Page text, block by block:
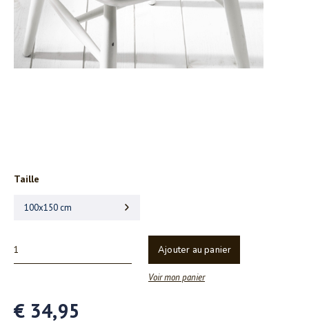
Taille
100x150 cm
Ajouter au panier
Voir mon panier
€ 34,95